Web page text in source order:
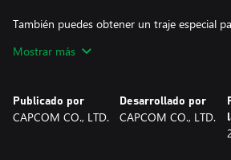
También puedes obtener un traje especial
atuendo de Jubei, selecciona Contenido
estado será el mismo que el de la armadura
juego.
Mostrar más
Publicado por
CAPCOM CO., LTD.
Desarrollado por
CAPCOM CO., LTD.